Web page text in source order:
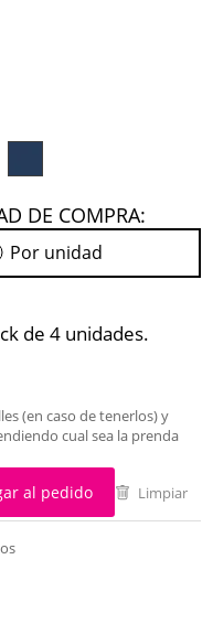
DE COMPRA:
Por unidad
de 4 unidades.
(en caso de tenerlos) y
cual sea la prenda
al pedido Limpiar